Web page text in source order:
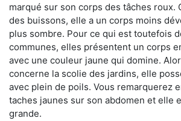
marqué sur son corps des tâches roux.
des buissons, elle a un corps moins
plus sombre. Pour ce qui est toutefois
communes, elles présentent un corps
avec une couleur jaune qui domine.
concerne la scolie des jardins, elle
avec plein de poils. Vous remarquerez
taches jaunes sur son abdomen et elle
grande.